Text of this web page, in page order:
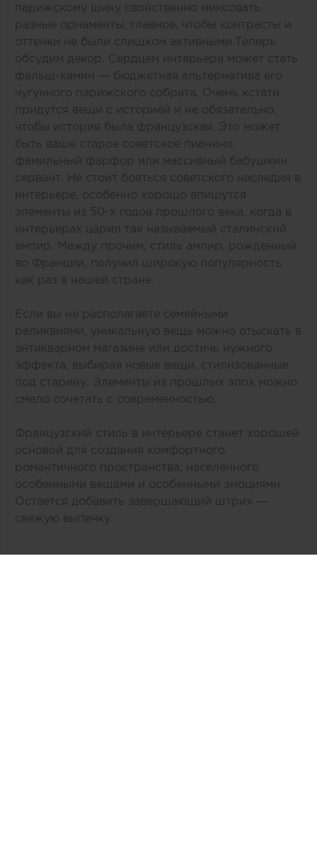
парижскому шику свойственно миксовать
разные орнаменты, главное, чтобы контрасты и
оттенки не были слишком активными.Теперь
обсудим декор. Сердцем интерьера может стать
фальш-камин — бюджетная альтернатива его
чугунного парижского собрата. Очень кстати
придутся вещи с историей и не обязательно,
чтобы история была французская. Это может
быть ваше старое советское пианино,
фамильный фарфор или массивный бабушкин
сервант. Не стоит бояться советского наследия в
интерьере, особенно хорошо впишутся
элементы из 50-х годов прошлого века, когда в
интерьерах царил так называемый сталинский
ампир. Между прочим, стиль ампир, рожденный
во Франции, получил широкую популярность
как раз в нашей стране.
Если вы не располагаете семейными
реликвиями, уникальную вещь можно отыскать в
антикварном магазине или достичь нужного
эффекта, выбирая новые вещи, стилизованные
под старину. Элементы из прошлых эпох можно
смело сочетать с современностью.
Французский стиль в интерьере станет хорошей
основой для создания комфортного
романтичного пространства, населенного
особенными вещами и особенными эмоциями.
Остается добавить завершающий штрих —
свежую выпечку.